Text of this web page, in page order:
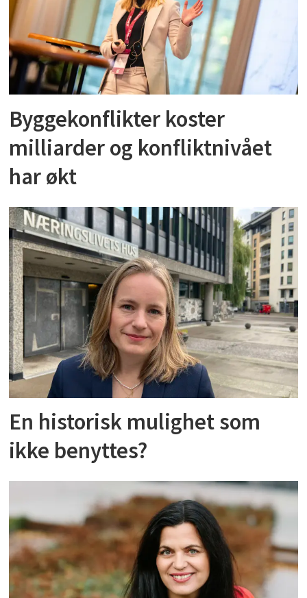
Byggekonflikter koster
milliarder og konfliktnivået
har økt
En historisk mulighet som
ikke benyttes?